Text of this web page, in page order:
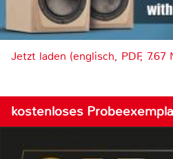
Jetzt laden (englisch, PDF, 7.67
kostenloses